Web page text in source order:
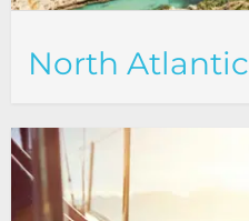
North Atlantic